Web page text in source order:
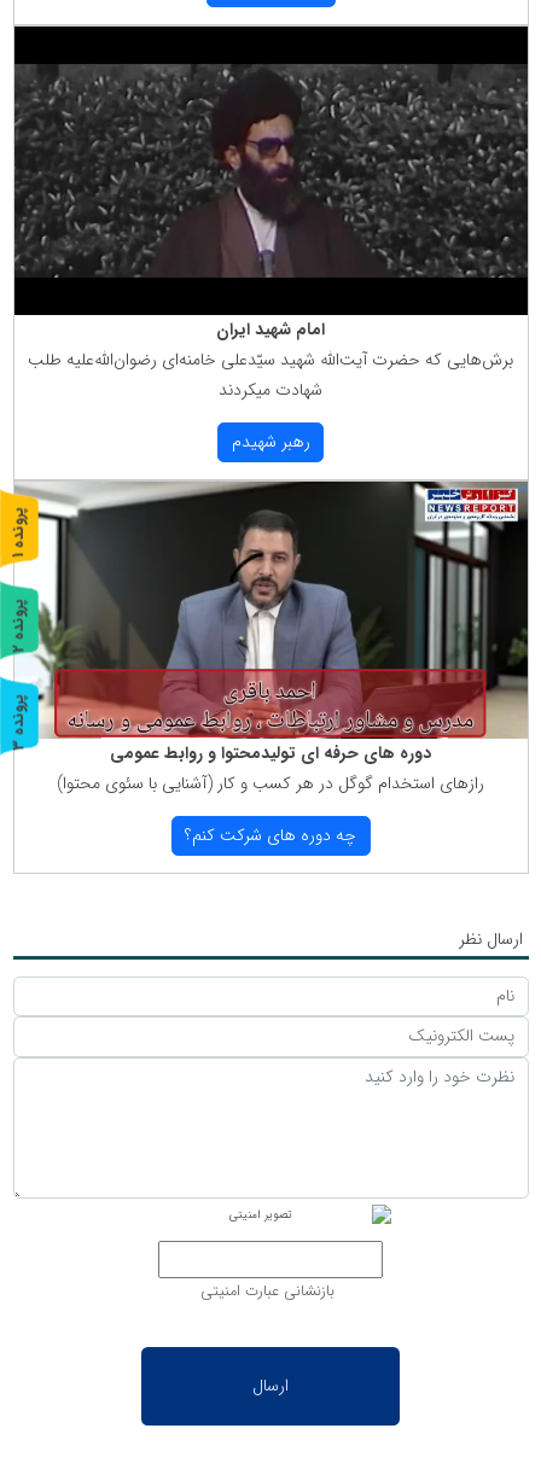
امام شهید ایران
برش‌هایی كه حضرت آیت‌الله شهید سیّدعلی خامنه‌ای رضوان‌الله‌علیه طلب
شهادت میكردند
رهبر شهیدم
دوره های حرفه ای تولیدمحتوا و روابط عمومی
رازهای استخدام گوگل در هر كسب و كار (آشنایی با سئوی محتوا)
چه دوره های شركت كنم؟
ارسال نظر
بازنشانی عبارت امنیتی
پ
ر
و
ن
د
ه
1
پ
ر
و
ن
د
ه
2
پ
ر
و
ن
د
ه
3